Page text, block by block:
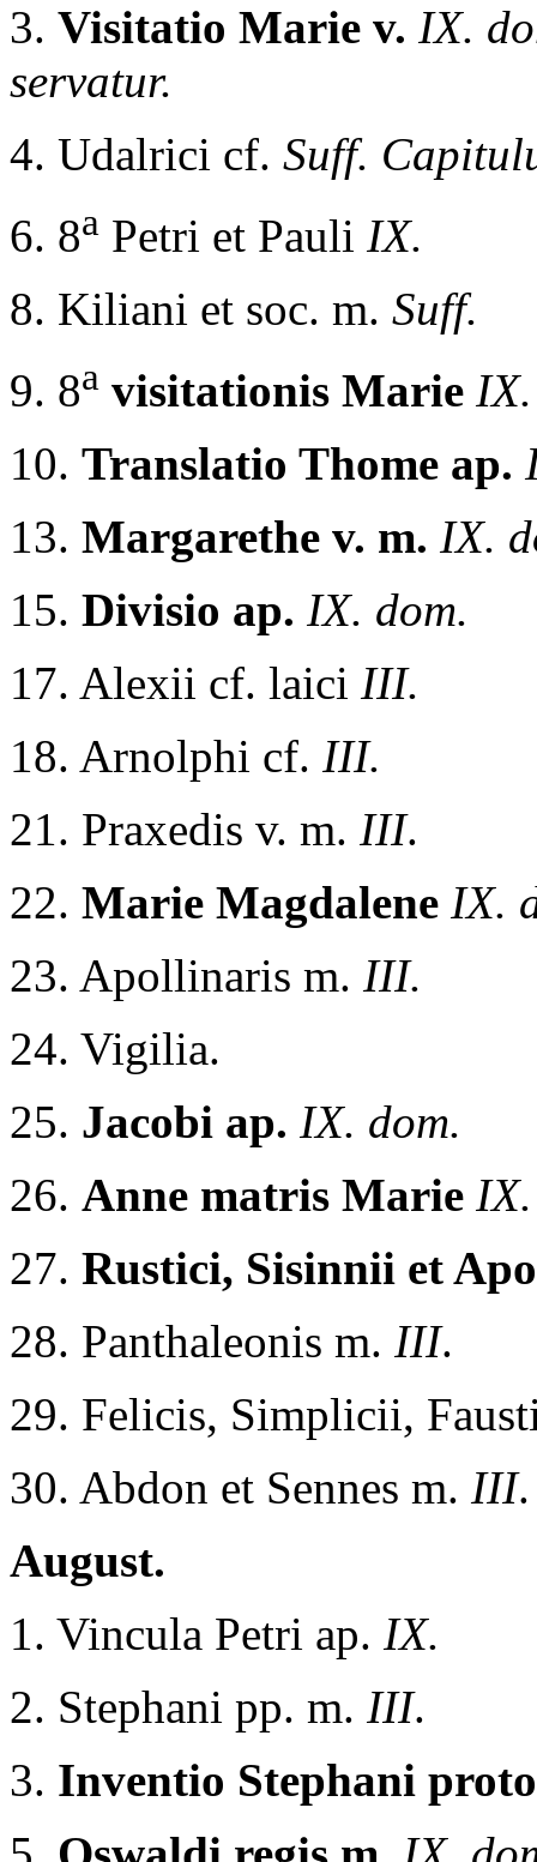
3. Visitatio Marie v. IX.
servatur.
4. Udalrici cf. Suff.
6. 8a Petri et Pauli IX.
8. Kiliani et soc. m. Suff.
9. 8a visitationis Marie
10. Translatio Thome ap.
13. Margarethe v. m. IX.
15. Divisio ap. IX. dom.
17. Alexii cf. laici III.
18. Arnolphi cf. III.
21. Praxedis v. m. III.
22. Marie Magdalene IX.
23. Apollinaris m. III.
24. Vigilia.
25. Jacobi ap. IX. dom.
26. Anne matris Marie
27. Rustici, Sisinnii et
28. Panthaleonis m. III.
29. Felicis, Simplicii,
30. Abdon et Sennes m. III.
August.
1. Vincula Petri ap. IX.
2. Stephani pp. m. III.
3. Inventio Stephani